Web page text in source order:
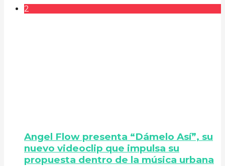
2
Angel Flow presenta “Dámelo Así”, su
nuevo videoclip que impulsa su
propuesta dentro de la música urbana